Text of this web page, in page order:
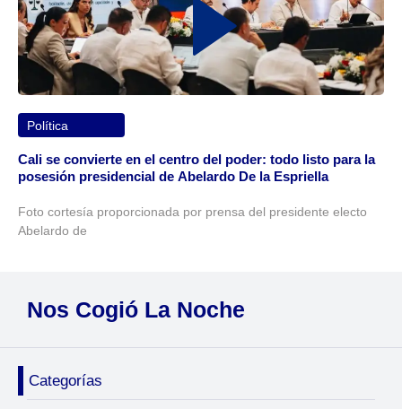
Política
Cali se convierte en el centro del poder: todo listo para la
posesión presidencial de Abelardo De la Espriella
Foto cortesía proporcionada por prensa del presidente electo
Abelardo de
Nos Cogió La Noche
Categorías